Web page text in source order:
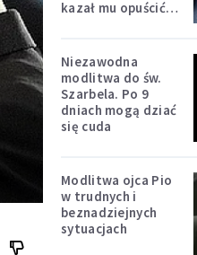
kazał mu opuścić
Niezawodna
modlitwa do św.
Szarbela. Po 9
dniach mogą dziać
się cuda
Modlitwa ojca Pio
w trudnych i
beznadziejnych
sytuacjach